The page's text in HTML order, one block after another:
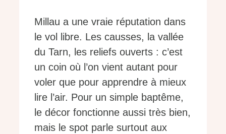
Millau a une vraie réputation dans
le vol libre. Les causses, la vallée
du Tarn, les reliefs ouverts : c’est
un coin où l’on vient autant pour
voler que pour apprendre à mieux
lire l’air. Pour un simple baptême,
le décor fonctionne aussi très bien,
mais le spot parle surtout aux